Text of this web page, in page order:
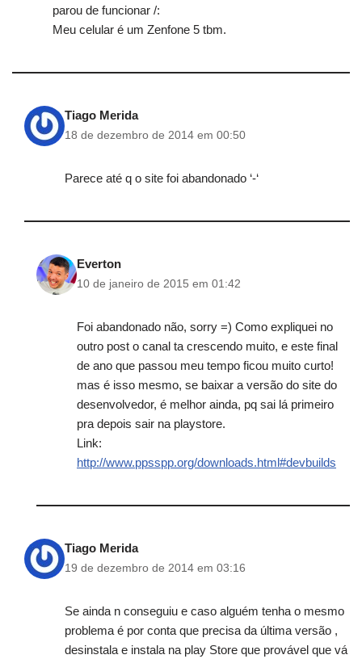
parou de funcionar /:
Meu celular é um Zenfone 5 tbm.
Tiago Merida
18 de dezembro de 2014 em 00:50
Parece até q o site foi abandonado ‘-‘
Everton
10 de janeiro de 2015 em 01:42
Foi abandonado não, sorry =) Como expliquei no
outro post o canal ta crescendo muito, e este final
de ano que passou meu tempo ficou muito curto!
mas é isso mesmo, se baixar a versão do site do
desenvolvedor, é melhor ainda, pq sai lá primeiro
pra depois sair na playstore.
Link:
http://www.ppsspp.org/downloads.html#devbuilds
Tiago Merida
19 de dezembro de 2014 em 03:16
Se ainda n conseguiu e caso alguém tenha o mesmo
problema é por conta que precisa da última versão ,
desinstala e instala na play Store que provável que vá